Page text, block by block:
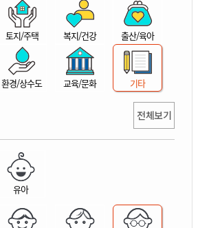
산
토지/주택 복지/건강 출산/육아
환경/상수도 교육/문화 기타
전체보기
유아